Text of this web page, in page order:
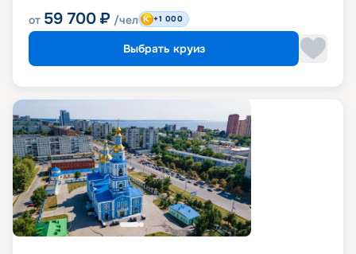
от 59 700 ₽ /чел +1 000
Выбрать круиз